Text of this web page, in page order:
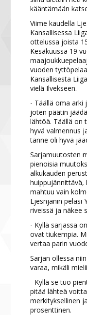
kääntämään
Viime kaudella
Kansallisessa
ottelussa joista
Kesäkuussa 19
vuoden
Kansallisesta
vielä Ilvekseen.
- Täällä oma arki
joten päätin
lähtöä. Täällä on
hyvä valmennus
tänne oli hyvä
Sarjamuutosten
pienoisia
alkukauden
huippujännittävä,
mahtuu vain
Ljesnjanin pelasi
riveissä ja näkee
- Kyllä sarjassa
ovat tiukempia.
vertaa parin
Sarjan ollessa
varaa, mikäli
- Kyllä se tuo
pitää lähteä
merkityksellinen
prosenttinen.